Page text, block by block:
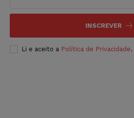
INSCREVER
Li e aceito a Política de Privacidade.